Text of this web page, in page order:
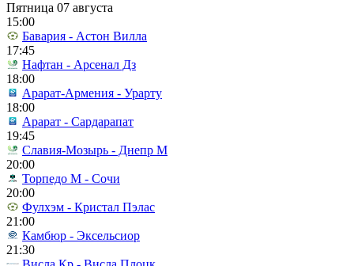
Пятница 07 августа
15:00
Бавария - Астон Вилла
17:45
Нафтан - Арсенал Дз
18:00
Арарат-Армения - Урарту
18:00
Арарат - Сардарапат
19:45
Славия-Мозырь - Днепр М
20:00
Торпедо М - Сочи
20:00
Фулхэм - Кристал Пэлас
21:00
Камбюр - Эксельсиор
21:30